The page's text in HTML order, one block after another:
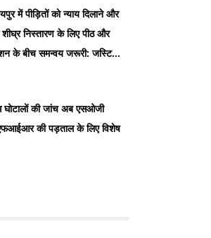
में पीड़ितों को न्याय दिलाने और
निस्तारण के लिए पीठ और
के बीच समन्वय जरूरी: जस्टिस
की जांच अब एसओजी
की पड़ताल के लिए विशेष